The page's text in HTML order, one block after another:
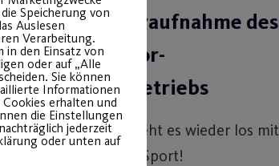
Wiederaufnahme des
Outdoor-
Sportbetriebs
Endlich geht es wieder los mit
Outdoor-Sport!
Speicherung von
Auslesen
Verarbeitung.
in den Einsatz von
oder auf „Alle
Sie können
Informationen
erhalten und
die Einstellungen
jederzeit
oder unten auf